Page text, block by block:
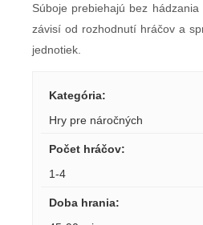
Súboje prebiehajú bez
závisí od rozhodnutí hráčov a
jednotiek.
Kategória:
Hry pre náročných
Počet hráčov:
1-4
Doba hrania: